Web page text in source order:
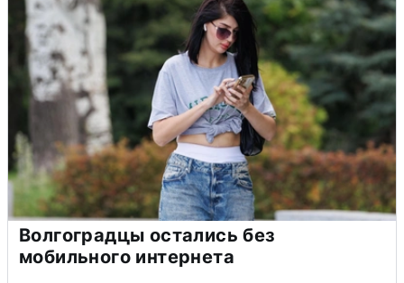
Волгоградцы остались без
мобильного интернета